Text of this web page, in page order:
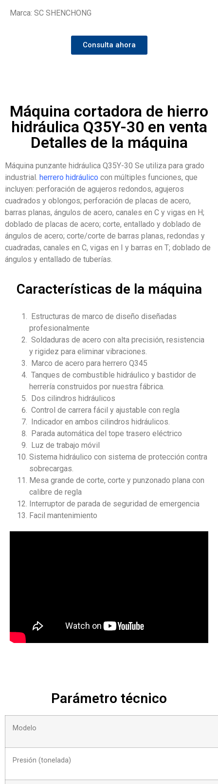
Marca: SC SHENCHONG
Consulta ahora
Máquina cortadora de hierro
hidráulica Q35Y-30 en venta
Detalles de la máquina
Máquina punzante hidráulica Q35Y-30 Se utiliza para grado
industrial. herrero hidráulico con múltiples funciones, que
incluyen: perforación de agujeros redondos, agujeros
cuadrados y oblongos; perforación de placas de acero,
barras planas, ángulos de acero, canales en C y vigas en H;
doblado de placas de acero; corte, entallado y doblado de
ángulos de acero; corte/corte de barras planas, redondas y
cuadradas, canales en C, vigas en I y barras en T; doblado de
ángulos y entallado de tuberías.
Características de la máquina
Estructuras de marco de diseño diseñadas
profesionalmente
Soldaduras de acero con alta precisión, resistencia
y rigidez para eliminar vibraciones.
Marco de acero para herrero Q345
Tanques de combustible hidráulico y bastidor de
herrería construidos por nuestra fábrica.
Dos cilindros hidráulicos
Control de carrera fácil y ajustable con regla
Indicador en ambos cilindros hidráulicos.
Parada automática del tope trasero eléctrico
Luz de trabajo móvil
Sistema hidráulico con sistema de protección contra
sobrecargas.
Mesa grande de corte, corte y punzonado plana con
calibre de regla
Interruptor de parada de seguridad de emergencia
Facil mantenimiento
Parámetro técnico
Modelo
Presión (tonelada)